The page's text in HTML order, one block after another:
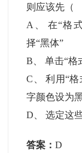
则应该先（
A
在“格
择“黑体”
B 、单击“格
C 、利用“格
字颜色设为
D 、选定这
答案：D